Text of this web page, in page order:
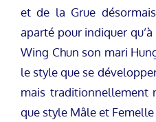
et de la Grue
aparté pour indiquer
Wing Chun son mari
le style que se
mais traditionnellement
que style Mâle et Femelle